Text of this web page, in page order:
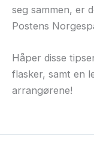
seg sammen, er
Postens
Håper disse
flasker, samt en
arrangørene!